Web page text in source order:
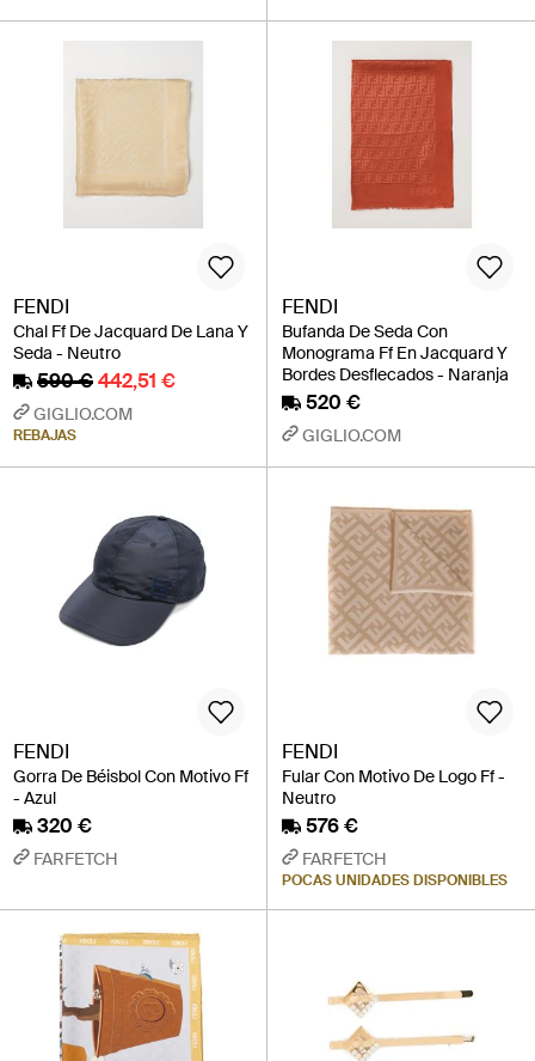
FENDI
Chal Ff De Jacquard De Lana Y
Seda - Neutro
590 €442,51 €
GIGLIO.COM
REBAJAS
FENDI
Bufanda De Seda Con
Monograma Ff En Jacquard Y
Bordes Desflecados - Naranja
520 €
GIGLIO.COM
FENDI
Gorra De Béisbol Con Motivo Ff
- Azul
320 €
FARFETCH
FENDI
Fular Con Motivo De Logo Ff -
Neutro
576 €
FARFETCH
POCAS UNIDADES DISPONIBLES